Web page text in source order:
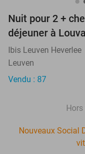
Nuit pour 2 +
déjeuner à
Ibis Leuven Heverlee
Leuven
Vendu : 87
Nouveaux Social